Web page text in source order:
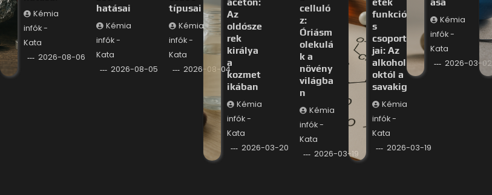
Kémia
infók -
Kata
2026-08-06
hatásai
Kémia
infók -
Kata
2026-08-05
típusai
Kémia
infók -
Kata
2026-08-04
Az
oldósze
rek
királya
a
kozmet
ikában
Kémia
infók -
Kata
2026-03-20
celluló
z:
Óriásm
olekulá
k a
növény
világba
n
Kémia
infók -
Kata
2026-03-19
funkció
s
csoport
jai: Az
alkohol
októl a
savakig
Kémia
infók -
Kata
2026-03-19
Kémia
infók -
Kata
2026-03-02